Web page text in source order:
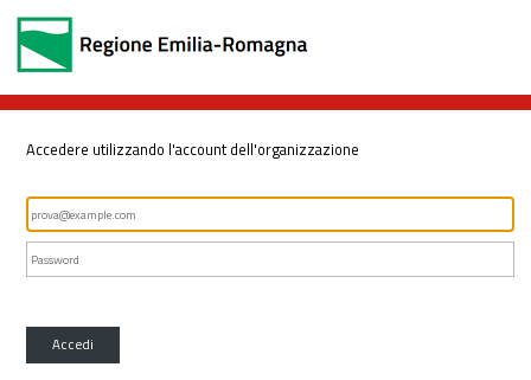
Accedere utilizzando l'account dell'organizzazione
Accedi